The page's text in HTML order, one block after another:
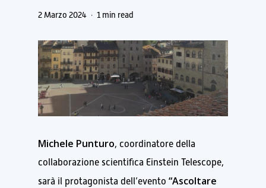
2 Marzo 2024 1 min read
Michele Punturo, coordinatore della
collaborazione scientifica Einstein Telescope,
sarà il protagonista dell’evento “Ascoltare